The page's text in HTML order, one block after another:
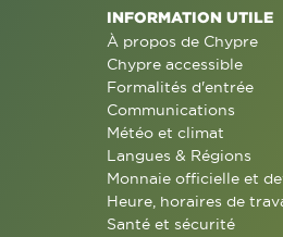
INFORMATION UTILE
À propos de Chypre
Chypre accessible
Formalités d'entrée
Communications
Météo et climat
Langues & Régions
Monnaie officielle et
Heure, horaires de
Santé et sécurité